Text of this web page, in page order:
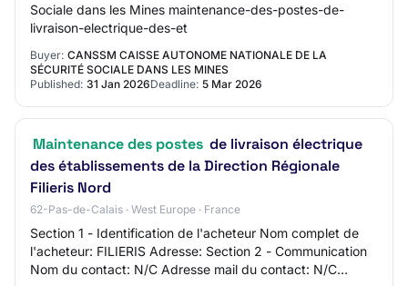
Sociale dans les Mines maintenance-des-postes-de-
livraison-electrique-des-et
Buyer: CANSSM CAISSE AUTONOME NATIONALE DE LA
SÉCURITÉ SOCIALE DANS LES MINES
Published: 31 Jan 2026Deadline: 5 Mar 2026
Maintenance des postes de livraison électrique
des établissements de la Direction Régionale
Filieris Nord
62-Pas-de-Calais · West Europe · France
Section 1 - Identification de l'acheteur Nom complet de
l'acheteur: FILIERIS Adresse: Section 2 - Communication
Nom du contact: N/C Adresse mail du contact: N/C